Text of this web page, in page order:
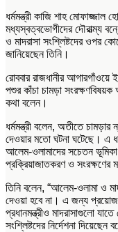
ধর্মমন্ত্রী কাজি শাহ মোফাজ্জাল
মধ্যস্বত্বভোগীদের দৌরাত্ম্য
ও মাদরাসা সংশ্লিষ্টদের ওপর
জানিয়েছেন তিনি।
রোববার রাজধানীর
পশুর কাঁচা চামড়া
কথা বলেন।
ধর্মমন্ত্রী বলেন, অতীতে
দেওয়ার মতো ঘটনা ঘটেছে। এ
আলেম-ওলামাদের সচেতন
প্রক্রিয়াজাতকরণ ও সংরক্ষণের
তিনি বলেন, “আলেম-ওলামা ও
দেওয়া হবে না। এ জন্য
প্রধানমন্ত্রীও মাদরাসাগুলো
সংশ্লিষ্টদের নির্দেশনা দিয়েছেন